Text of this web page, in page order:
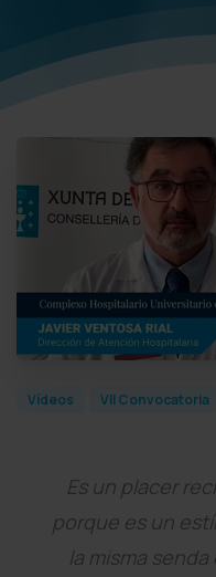
Vídeos VII Convocatoria
Es un placer
porque es un
la misma